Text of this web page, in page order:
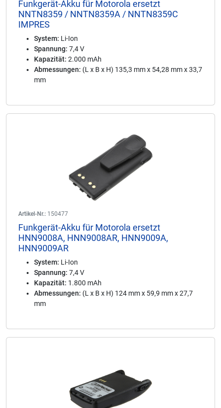
Funkgerät-Akku für Motorola ersetzt
NNTN8359 / NNTN8359A / NNTN8359C
IMPRES
System: Li-Ion
Spannung: 7,4 V
Kapazität: 2.000 mAh
Abmessungen: (L x B x H) 135,3 mm x 54,28 mm x 33,7
mm
Artikel-Nr.: 150477
Funkgerät-Akku für Motorola ersetzt
HNN9008A, HNN9008AR, HNN9009A,
HNN9009AR
System: Li-Ion
Spannung: 7,4 V
Kapazität: 1.800 mAh
Abmessungen: (L x B x H) 124 mm x 59,9 mm x 27,7
mm